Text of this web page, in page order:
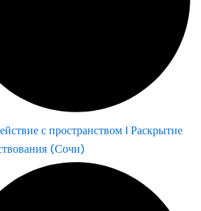
с пространством | Раскрытие
(Сочи)